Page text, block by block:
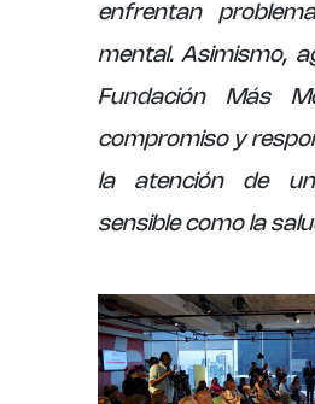
enfrentan
mental. Asimismo,
Fundación Más
compromiso y
la atención de
sensible como la